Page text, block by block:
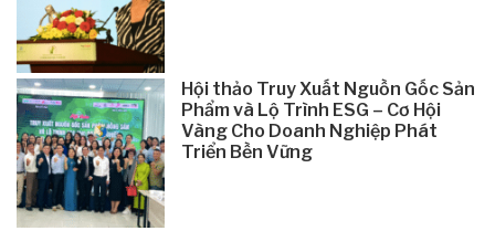
Hội thảo Truy Xuất Nguồn Gốc Sản
Phẩm và Lộ Trình ESG – Cơ Hội
Vàng Cho Doanh Nghiệp Phát
Triển Bền Vững